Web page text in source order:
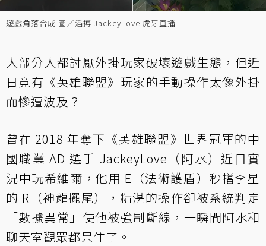
遊戲角落合成 圖／滔搏 JackeyLove 虎牙直播
大部分人都討厭外掛玩家破壞遊戲生態，但近
日竟有《英雄聯盟》玩家的手動操作太像外掛
而慘遭波及？
曾在 2018 年奪下《英雄聯盟》世界冠軍的中
國職業 AD 選手 JackeyLove（阿水）近日實
況中玩希維爾，他用 E（法術護盾）秒擋李星
的 R（神龍擺尾），精湛的操作卻被系統判定
「數據異常」使他被強制斷線，一瞬間阿水和
聊天室觀眾都呆住了。